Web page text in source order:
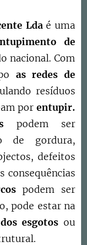
Ldaé uma
de
nacional. Com
as redes de
resíduos
porentupir.
podem ser
de gordura,
defeitos
consequências
podem ser
pode estar na
esgotosou